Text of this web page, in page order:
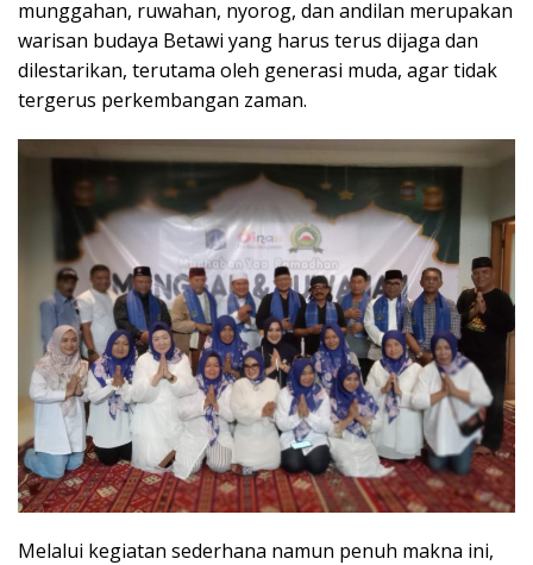
munggahan, ruwahan, nyorog, dan andilan merupakan
warisan budaya Betawi yang harus terus dijaga dan
dilestarikan, terutama oleh generasi muda, agar tidak
tergerus perkembangan zaman.
Melalui kegiatan sederhana namun penuh makna ini,